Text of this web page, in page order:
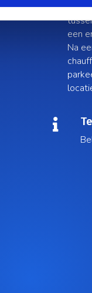
Bij
een
Na
